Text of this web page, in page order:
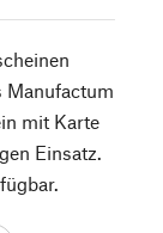
Manufactum
mit Karte
Einsatz.